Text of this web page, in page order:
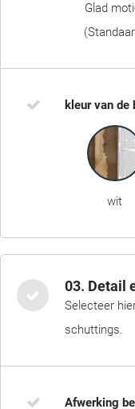
Glad
kleur van de
wit
03. Detail
Selecteer
schuttings.
Afwerking